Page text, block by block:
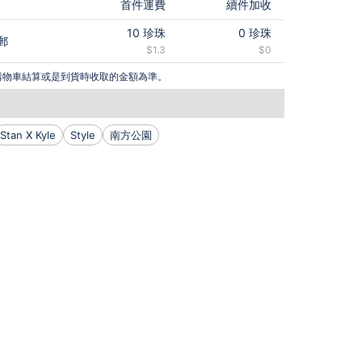
首件運費 續件加收
10 珍珠
$1.3
0 珍珠
$0
車結算或是到貨時收取的金額為準。
Stan X Kyle Style 南方公園